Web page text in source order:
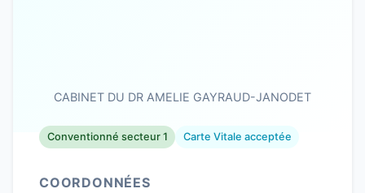
CABINET DU DR AMELIE GAYRAUD-JANODET
Conventionné secteur 1 Carte Vitale acceptée
COORDONNÉES